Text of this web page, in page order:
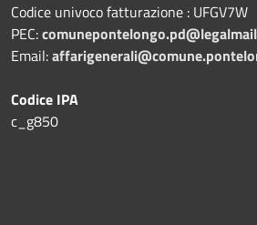
Codice univoco fatturazione : UFGV7W
PEC:
Email:
Codice IPA
c_g850